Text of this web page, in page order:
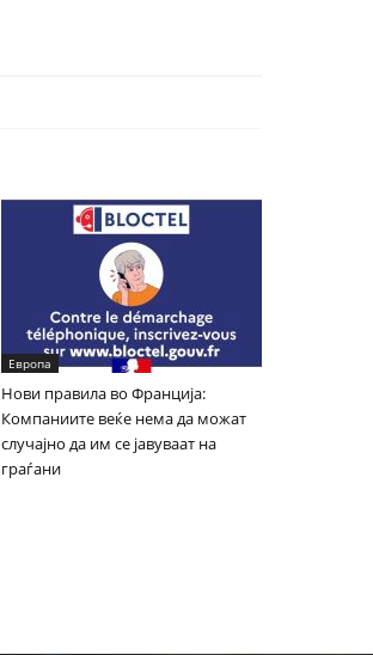
Европа
Нови правила во Франција:
Компаниите веќе нема да можат
случајно да им се јавуваат на
граѓани